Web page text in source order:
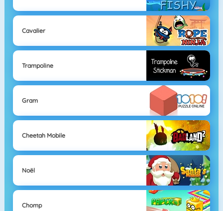
Cavalier
Trampoline
Gram
Cheetah Mobile
Noël
Chomp